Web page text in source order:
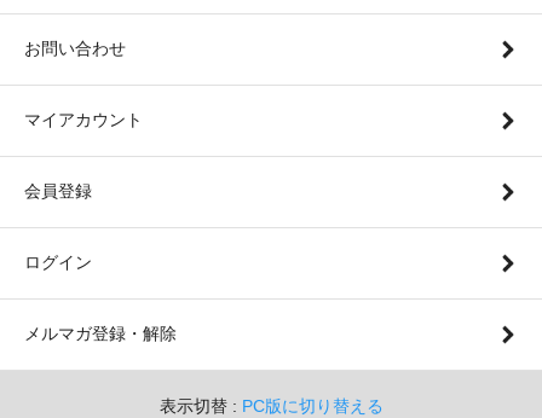
お問い合わせ
マイアカウント
会員登録
ログイン
メルマガ登録・解除
表示切替 : PC版に切り替える